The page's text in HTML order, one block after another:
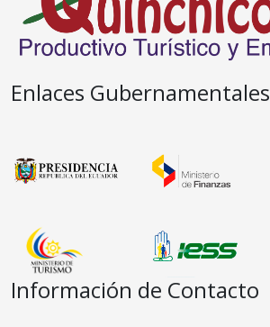
Enlaces Gubernamentales
Información de Contacto